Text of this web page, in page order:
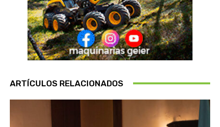
ARTÍCULOS RELACIONADOS